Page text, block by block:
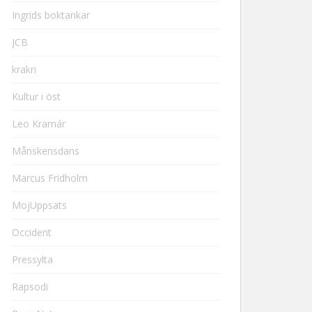
Ingrids boktankar
JCB
krakri
Kultur i öst
Leo Kramár
Månskensdans
Marcus Fridholm
MojUppsats
Occident
Pressylta
Rapsodi